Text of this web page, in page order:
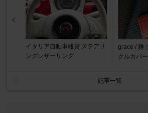
イタリア自動車雑貨 ステアリ
ングレザーリング
grace / 雅
クルカバー
記事一覧